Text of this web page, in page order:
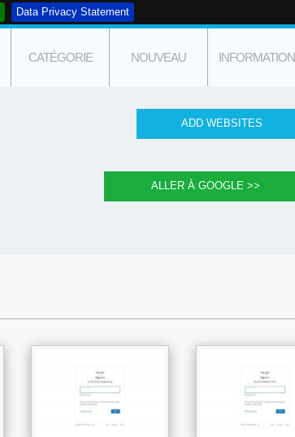
Data Privacy Statement
CATÉGORIE NOUVEAU INFORMATION